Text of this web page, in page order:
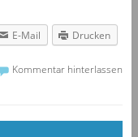
E-Mail Drucken
Kommentar hinterlassen